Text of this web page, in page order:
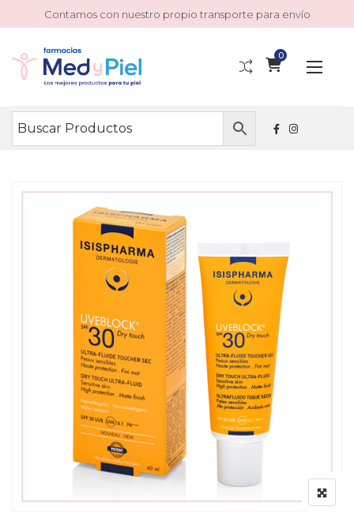
Contamos con nuestro propio transporte para envío
0